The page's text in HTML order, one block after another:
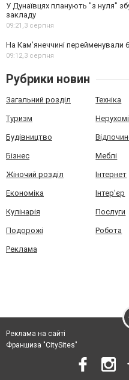
У Дунаївцях планують "з нуля"
закладу
09:21,3 серпня
На Камʼянеччині перейменували
09:12,3 серпня
Рубрики новин
Загальний розділ Техніка
Туризм
Будівництво
Бізнес Меблі
Жіночий розділ Інтернет
Економіка Інтер'єр
Кулінарія Послуги
Подорожі Робота
Реклама
Реклама на сайті
Франшиза "CitySites"